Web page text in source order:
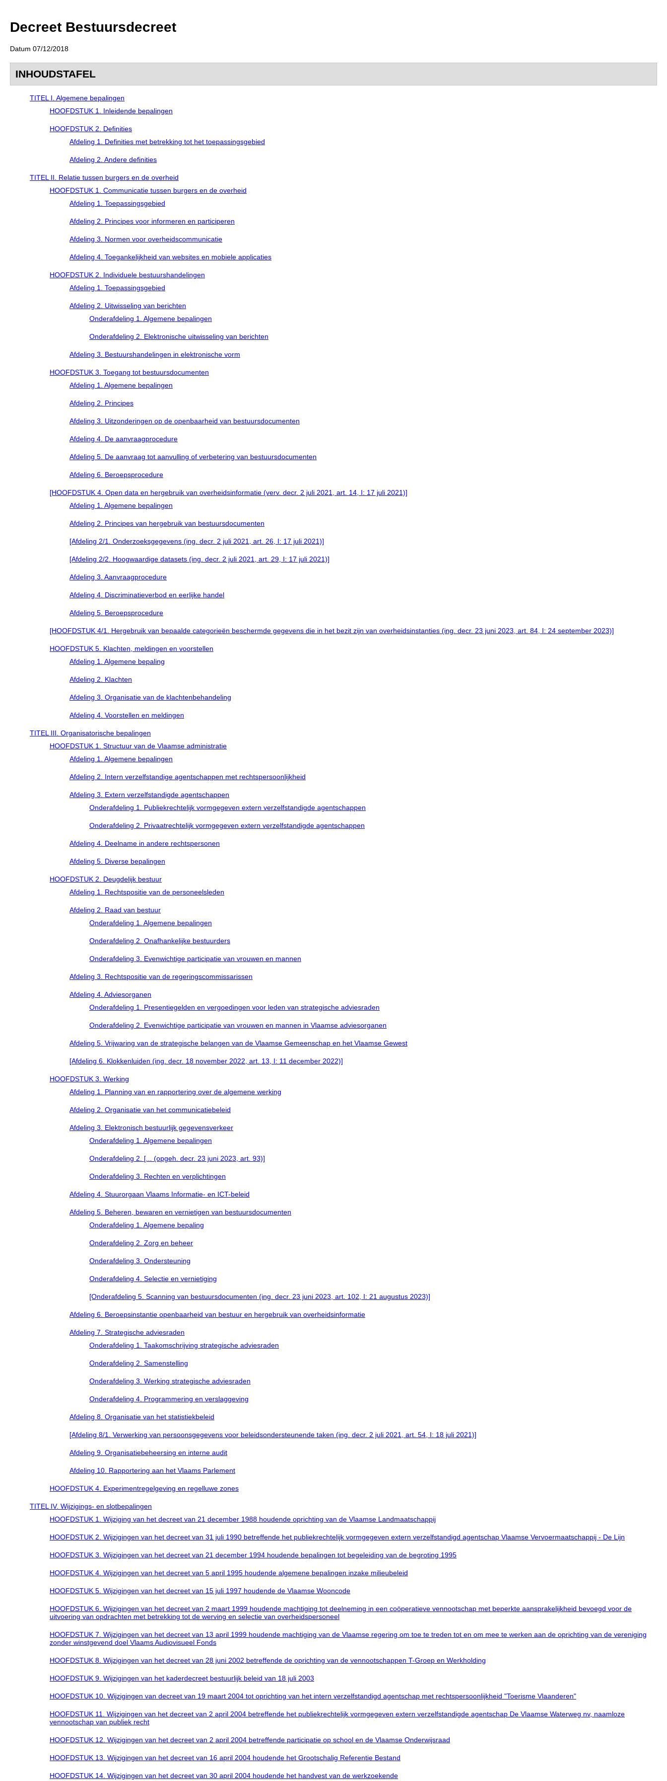
Decreet Bestuursdecreet
Datum 07/12/2018
INHOUDSTAFEL
TITEL I. Algemene bepalingen
HOOFDSTUK 1. Inleidende bepalingen
HOOFDSTUK 2. Definities
Afdeling 1. Definities met betrekking tot het toepassingsgebied
Afdeling 2. Andere definities
TITEL II. Relatie tussen burgers en de overheid
HOOFDSTUK 1. Communicatie tussen burgers en de overheid
Afdeling 1. Toepassingsgebied
Afdeling 2. Principes voor informeren en participeren
Afdeling 3. Normen voor overheidscommunicatie
Afdeling 4. Toegankelijkheid van websites en mobiele applicaties
HOOFDSTUK 2. Individuele bestuurshandelingen
Afdeling 1. Toepassingsgebied
Afdeling 2. Uitwisseling van berichten
Onderafdeling 1. Algemene bepalingen
Onderafdeling 2. Elektronische uitwisseling van berichten
Afdeling 3. Bestuurshandelingen in elektronische vorm
HOOFDSTUK 3. Toegang tot bestuursdocumenten
Afdeling 1. Algemene bepalingen
Afdeling 2. Principes
Afdeling 3. Uitzonderingen op de openbaarheid van bestuursdocumenten
Afdeling 4. De aanvraagprocedure
Afdeling 5. De aanvraag tot aanvulling of verbetering van bestuursdocumenten
Afdeling 6. Beroepsprocedure
[HOOFDSTUK 4. Open data en hergebruik van overheidsinformatie (verv. decr. 2 juli 2021, art. 14, I: 17 juli 2021)]
Afdeling 1. Algemene bepalingen
Afdeling 2. Principes van hergebruik van bestuursdocumenten
[Afdeling 2/1. Onderzoeksgegevens (ing. decr. 2 juli 2021, art. 26, I: 17 juli 2021)]
[Afdeling 2/2. Hoogwaardige datasets (ing. decr. 2 juli 2021, art. 29, I: 17 juli 2021)]
Afdeling 3. Aanvraagprocedure
Afdeling 4. Discriminatieverbod en eerlijke handel
Afdeling 5. Beroepsprocedure
[HOOFDSTUK 4/1. Hergebruik van bepaalde categorieën beschermde gegevens die in het bezit zijn van overheidsinstanties (ing. decr. 23 juni 2023, art. 84, I: 24 september 2023)]
HOOFDSTUK 5. Klachten, meldingen en voorstellen
Afdeling 1. Algemene bepaling
Afdeling 2. Klachten
Afdeling 3. Organisatie van de klachtenbehandeling
Afdeling 4. Voorstellen en meldingen
TITEL III. Organisatorische bepalingen
HOOFDSTUK 1. Structuur van de Vlaamse administratie
Afdeling 1. Algemene bepalingen
Afdeling 2. Intern verzelfstandige agentschappen met rechtspersoonlijkheid
Afdeling 3. Extern verzelfstandigde agentschappen
Onderafdeling 1. Publiekrechtelijk vormgegeven extern verzelfstandigde agentschappen
Onderafdeling 2. Privaatrechtelijk vormgegeven extern verzelfstandigde agentschappen
Afdeling 4. Deelname in andere rechtspersonen
Afdeling 5. Diverse bepalingen
HOOFDSTUK 2. Deugdelijk bestuur
Afdeling 1. Rechtspositie van de personeelsleden
Afdeling 2. Raad van bestuur
Onderafdeling 1. Algemene bepalingen
Onderafdeling 2. Onafhankelijke bestuurders
Onderafdeling 3. Evenwichtige participatie van vrouwen en mannen
Afdeling 3. Rechtspositie van de regeringscommissarissen
Afdeling 4. Adviesorganen
Onderafdeling 1. Presentiegelden en vergoedingen voor leden van strategische adviesraden
Onderafdeling 2. Evenwichtige participatie van vrouwen en mannen in Vlaamse adviesorganen
Afdeling 5. Vrijwaring van de strategische belangen van de Vlaamse Gemeenschap en het Vlaamse Gewest
[Afdeling 6. Klokkenluiden (ing. decr. 18 november 2022, art. 13, I: 11 december 2022)]
HOOFDSTUK 3. Werking
Afdeling 1. Planning van en rapportering over de algemene werking
Afdeling 2. Organisatie van het communicatiebeleid
Afdeling 3. Elektronisch bestuurlijk gegevensverkeer
Onderafdeling 1. Algemene bepalingen
Onderafdeling 2. [... (opgeh. decr. 23 juni 2023, art. 93)]
Onderafdeling 3. Rechten en verplichtingen
Afdeling 4. Stuurorgaan Vlaams Informatie- en ICT-beleid
Afdeling 5. Beheren, bewaren en vernietigen van bestuursdocumenten
Onderafdeling 1. Algemene bepaling
Onderafdeling 2. Zorg en beheer
Onderafdeling 3. Ondersteuning
Onderafdeling 4. Selectie en vernietiging
[Onderafdeling 5. Scanning van bestuursdocumenten (ing. decr. 23 juni 2023, art. 102, I: 21 augustus 2023)]
Afdeling 6. Beroepsinstantie openbaarheid van bestuur en hergebruik van overheidsinformatie
Afdeling 7. Strategische adviesraden
Onderafdeling 1. Taakomschrijving strategische adviesraden
Onderafdeling 2. Samenstelling
Onderafdeling 3. Werking strategische adviesraden
Onderafdeling 4. Programmering en verslaggeving
Afdeling 8. Organisatie van het statistiekbeleid
[Afdeling 8/1. Verwerking van persoonsgegevens voor beleidsondersteunende taken (ing. decr. 2 juli 2021, art. 54, I: 18 juli 2021)]
Afdeling 9. Organisatiebeheersing en interne audit
Afdeling 10. Rapportering aan het Vlaams Parlement
HOOFDSTUK 4. Experimentregelgeving en regelluwe zones
TITEL IV. Wijzigings- en slotbepalingen
HOOFDSTUK 1. Wijziging van het decreet van 21 december 1988 houdende oprichting van de Vlaamse Landmaatschappij
HOOFDSTUK 2. Wijzigingen van het decreet van 31 juli 1990 betreffende het publiekrechtelijk vormgegeven extern verzelfstandigd agentschap Vlaamse Vervoermaatschappij - De Lijn
HOOFDSTUK 3. Wijzigingen van het decreet van 21 december 1994 houdende bepalingen tot begeleiding van de begroting 1995
HOOFDSTUK 4. Wijzigingen van het decreet van 5 april 1995 houdende algemene bepalingen inzake milieubeleid
HOOFDSTUK 5. Wijzigingen van het decreet van 15 juli 1997 houdende de Vlaamse Wooncode
HOOFDSTUK 6. Wijzigingen van het decreet van 2 maart 1999 houdende machtiging tot deelneming in een coöperatieve vennootschap met beperkte aansprakelijkheid bevoegd voor de
uitvoering van opdrachten met betrekking tot de werving en selectie van overheidspersoneel
HOOFDSTUK 7. Wijzigingen van het decreet van 13 april 1999 houdende machtiging van de Vlaamse regering om toe te treden tot en om mee te werken aan de oprichting van de vereniging
zonder winstgevend doel Vlaams Audiovisueel Fonds
HOOFDSTUK 8. Wijzigingen van het decreet van 28 juni 2002 betreffende de oprichting van de vennootschappen T-Groep en Werkholding
HOOFDSTUK 9. Wijzigingen van het kaderdecreet bestuurlijk beleid van 18 juli 2003
HOOFDSTUK 10. Wijzigingen van decreet van 19 maart 2004 tot oprichting van het intern verzelfstandigd agentschap met rechtspersoonlijkheid "Toerisme Vlaanderen"
HOOFDSTUK 11. Wijzigingen van het decreet van 2 april 2004 betreffende het publiekrechtelijk vormgegeven extern verzelfstandigde agentschap De Vlaamse Waterweg nv, naamloze
vennootschap van publiek recht
HOOFDSTUK 12. Wijzigingen van het decreet van 2 april 2004 betreffende participatie op school en de Vlaamse Onderwijsraad
HOOFDSTUK 13. Wijzigingen van het decreet van 16 april 2004 houdende het Grootschalig Referentie Bestand
HOOFDSTUK 14. Wijzigingen van het decreet van 30 april 2004 houdende het handvest van de werkzoekende